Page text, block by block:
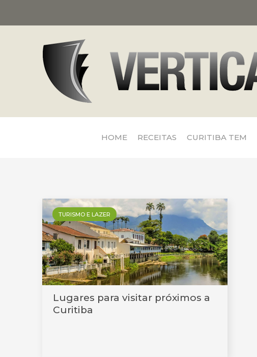
HOME RECEITAS CURITIBA TEM
TURISMO E LAZER
Lugares para visitar próximos a
Curitiba